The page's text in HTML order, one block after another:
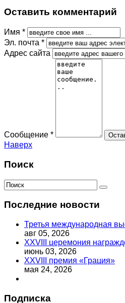
Оставить комментарий
Имя *
Эл. почта *
Адрес сайта
Сообщение *
Наверх
Поиск
Последние новости
Третья международная
авг 05, 2026
XXVIII церемония
июнь 03, 2026
XXVIII премия «Грация»
мая 24, 2026
Подписка